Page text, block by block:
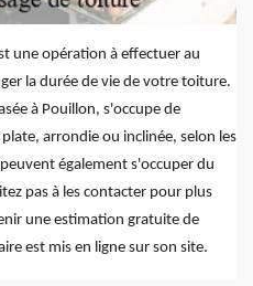
une opération à effectuer au
la durée de vie de votre toiture.
à Pouillon, s'occupe de
arrondie ou inclinée, selon les
également s'occuper du
pas à les contacter pour plus
une estimation gratuite de
est mis en ligne sur son site.